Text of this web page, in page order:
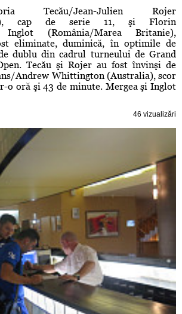
Tecău/Jean-Julien Rojer
cap de serie 11, şi Florin
Inglot (România/Marea Britanie),
eliminate, duminică, în optimile de
dublu din cadrul turneului de Grand
Tecău şi Rojer au fost învinşi de
Andrew Whittington (Australia), scor
o oră şi 43 de minute. Mergea şi Inglot
46 vizualizări